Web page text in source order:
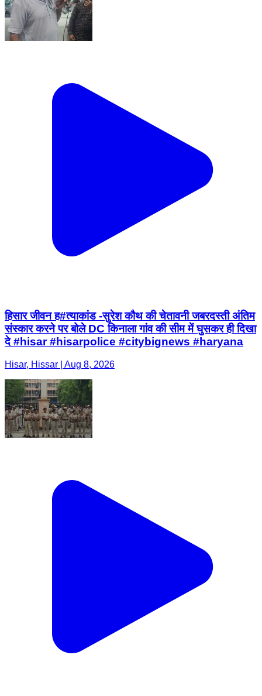
हिसार जीवन ह#त्याकांड -सुरेश कौथ की चेतावनी जबरदस्ती अंतिम
संस्कार करने पर बोले DC किनाला गांव की सीम में घुसकर ही दिखा
दे #hisar #hisarpolice #citybignews #haryana
Hisar, Hissar | Aug 8, 2026